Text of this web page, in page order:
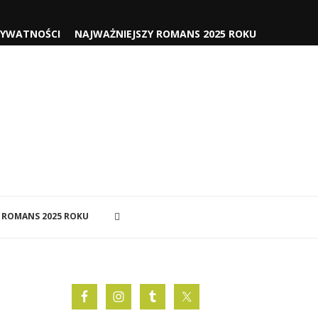
NAJWAŻNIEJSZY ROMANS 2025 ROKU
2025 ROKU